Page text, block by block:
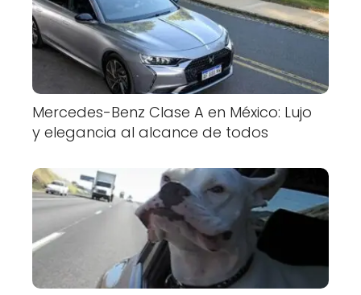
Mercedes-Benz Clase A en México: Lujo
y elegancia al alcance de todos